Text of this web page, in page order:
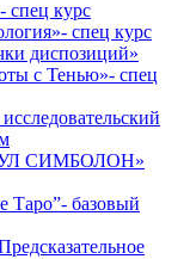
спец курс
спец курс
диспозиций»
с Тенью»- спец
СИМБОЛОН»
Таро”- базовый